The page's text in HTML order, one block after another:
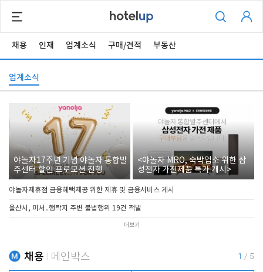
채용 인재 업계소식 구매/견적 부동산
업계소식
야놀자17주년 기념 야놀자 통합발
주센터 할인 프로모션 진행
<야놀자 MRO, 숙박업소 위한 삼
성전자 가전제품 특가 개시>
야놀자제휴점 금융혜택제공 위한 제휴 및 금융서비스 게시
울산시, 피서․행락지 주변 불법행위 19건 적발
더보기
채용 메인박스 1 / 5